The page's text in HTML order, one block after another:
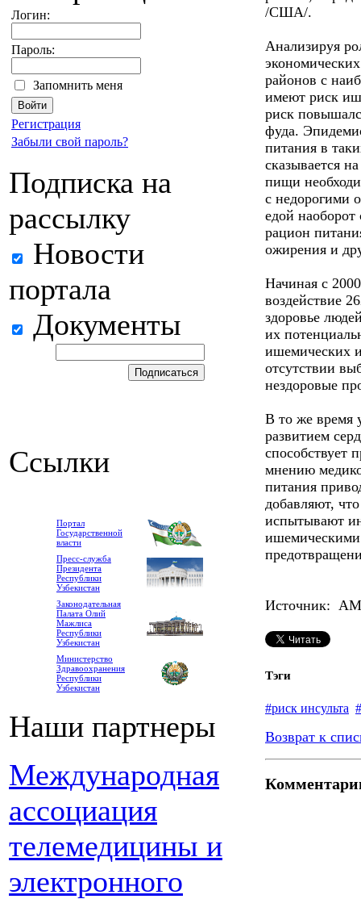
Логин:
Пароль:
Запомнить меня
Регистрация
Забыли свой пароль?
Подписка на
рассылку
Новости
портала
Документы
Ссылки
Портал
Государственной
власти
Пресс-служба
Президента
Республики
Узбекистан
Законодательная
Палата Олий
Мажлиса
Республики
Узбекистан
Министерство
Здравоохранения
Республики
Узбекистан
Наши партнеры
Международная
ассоциация
телемедицины и
электронного
/США/.
Анализируя
районов с
имеют риск
риск
фуда.
питания в
сказывается
пищи
с недорогими
едой
рацион
ожирения и
Начиная с
воздействие
здоровье
их
ишемических
отсутствии
нездоровые
В то же время
развитием
способствует
мнению
питания
добавляют,
испытывают
ишемическими
Источник:
Тэги
#риск инсульта
Возврат к